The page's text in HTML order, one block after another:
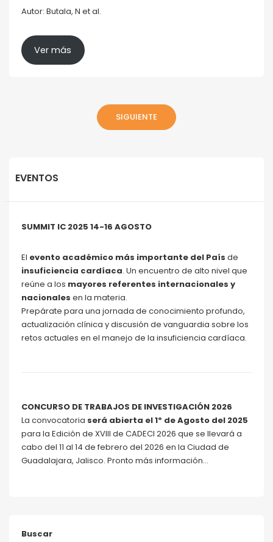
Autor: Butala, N et al.
Ver más
SIGUIENTE
EVENTOS
SUMMIT IC 2025 14-16 AGOSTO
El evento académico más importante del País de
insuficiencia cardíaca. Un encuentro de alto nivel que
reúne a los mayores referentes internacionales y
nacionales en la materia.
Prepárate para una jornada de conocimiento profundo,
actualización clínica y discusión de vanguardia sobre los
retos actuales en el manejo de la insuficiencia cardíaca.
CONCURSO DE TRABAJOS DE INVESTIGACIÓN 2026
La convocatoria será abierta el 1º de Agosto del 2025
para la Edición de XVIII de CADECI 2026 que se llevará a
cabo del 11 al 14 de febrero del 2026 en la Ciudad de
Guadalajara, Jalisco. Pronto más información…
Buscar